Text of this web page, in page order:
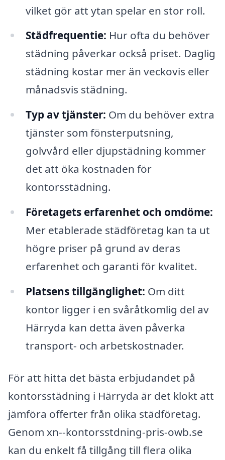
vilket gör att ytan spelar en stor roll.
Städfrequentie: Hur ofta du behöver
städning påverkar också priset. Daglig
städning kostar mer än veckovis eller
månadsvis städning.
Typ av tjänster: Om du behöver extra
tjänster som fönsterputsning,
golvvård eller djupstädning kommer
det att öka kostnaden för
kontorsstädning.
Företagets erfarenhet och omdöme:
Mer etablerade städföretag kan ta ut
högre priser på grund av deras
erfarenhet och garanti för kvalitet.
Platsens tillgänglighet: Om ditt
kontor ligger i en svåråtkomlig del av
Härryda kan detta även påverka
transport- och arbetskostnader.
För att hitta det bästa erbjudandet på
kontorsstädning i Härryda är det klokt att
jämföra offerter från olika städföretag.
Genom xn--kontorsstdning-pris-owb.se
kan du enkelt få tillgång till flera olika